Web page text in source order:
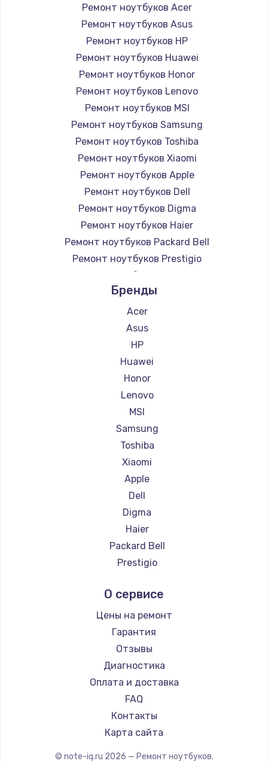
Ремонт ноутбуков Acer
Ремонт ноутбуков Asus
Ремонт ноутбуков HP
Ремонт ноутбуков Huawei
Ремонт ноутбуков Honor
Ремонт ноутбуков Lenovo
Ремонт ноутбуков MSI
Ремонт ноутбуков Samsung
Ремонт ноутбуков Toshiba
Ремонт ноутбуков Xiaomi
Ремонт ноутбуков Apple
Ремонт ноутбуков Dell
Ремонт ноутбуков Digma
Ремонт ноутбуков Haier
Ремонт ноутбуков Packard Bell
Ремонт ноутбуков Prestigio
Ремонт ноутбуков Microsoft
Ремонт ноутбуков Alienware
Ремонт ноутбуков Aquarius
Ремонт ноутбуков Gigabyte
Ремонт ноутбуков Aorus
Ремонт ноутбуков Maibenben
Ремонт ноутбуков Getac
Ремонт ноутбуков Epson
Ремонт ноутбуков Philips
Ремонт ноутбуков LG
Ремонт ноутбуков Panasonic
Ремонт ноутбуков Irbis
Ремонт ноутбуков Hasee
Ремонт ноутбуков ZTE
Ремонт ноутбуков Hiper
Ремонт ноутбуков Evga
Ремонт ноутбуков Google
Ремонт ноутбуков Echips
Ремонт ноутбуков Predator
Ремонт ноутбуков iru
Ремонт ноутбуков Machenike
Ремонт ноутбуков DEXP
Ремонт ноутбуков Teclast
Ремонт ноутбуков CHUWI
Ремонт ноутбуков Colorful
Бренды
Acer
Asus
HP
Huawei
Honor
Lenovo
MSI
Samsung
Toshiba
Xiaomi
Apple
Dell
Digma
Haier
Packard Bell
Prestigio
Alienware
Aquarius
Gigabyte
Aorus
Maibenben
Getac
Epson
Philips
LG
О сервисе
Цены на ремонт
Гарантия
Отзывы
Диагностика
Оплата и доставка
FAQ
Контакты
Карта сайта
© note-iq.ru 2026 — Ремонт ноутбуков.